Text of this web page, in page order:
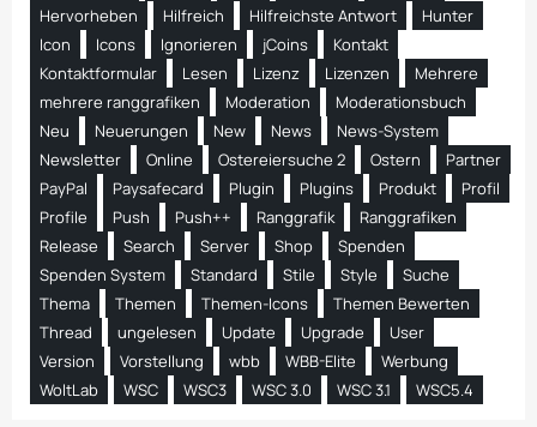
Hervorheben
Hilfreich Hilfreichste Antwort
Hunter
Icon
Icons Ignorieren jCoins
Kontakt
Kontaktformular
Lesen Lizenz Lizenzen
Mehrere
mehrere ranggrafiken
Moderation
Moderationsbuch
Neu
Neuerungen New News
News-System
Newsletter
Online Ostereiersuche 2 Ostern
Partner
PayPal
Paysafecard Plugin Plugins Produkt
Profil
Profile
Push Push++ Ranggrafik
Ranggrafiken
Release
Search Server Shop
Spenden
Spenden System
Standard Stile Style
Suche
Thema
Themen Themen-Icons
Themen Bewerten
Thread
ungelesen Update Upgrade
User
Version
Vorstellung wbb WBB-Elite
Werbung
WoltLab
WSC WSC3 WSC 3.0 WSC 3.1 WSC5.4